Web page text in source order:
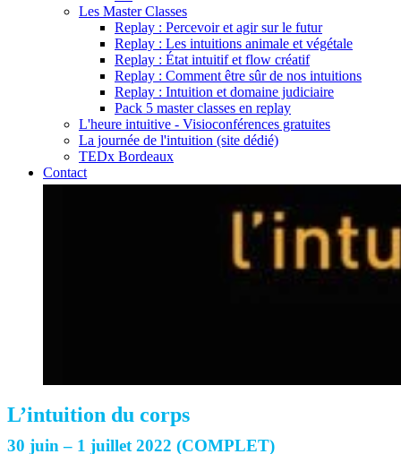
Les Master Classes
Replay : Percevoir et agir sur le futur
Replay : Les intuitions animale et végétale
Replay : État intuitif et flow créatif
Replay : Comment être sûr de nos intuitions
Replay : Intuition et domaine judiciaire
Pack 5 master classes en replay
L'heure intuitive - Visioconférences gratuites
La journée de l'intuition (site dédié)
TEDx Bordeaux
Contact
L’intuition du corps
30 juin – 1 juillet 2022 (COMPLET)